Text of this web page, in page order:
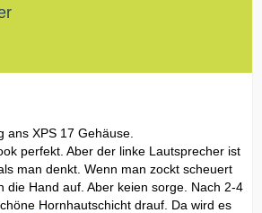
ans XPS 17 Gehäuse.
perfekt. Aber der linke Lautsprecher ist
man denkt. Wenn man zockt scheuert
die Hand auf. Aber keien sorge. Nach 2-4
Hornhautschicht drauf. Da wird es